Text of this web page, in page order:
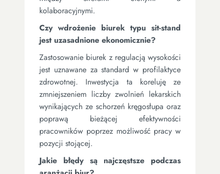
kolaboracyjnymi.
Czy wdrożenie biurek typu sit-stand
jest uzasadnione ekonomicznie?
Zastosowanie biurek z regulacją wysokości
jest uznawane za standard w profilaktyce
zdrowotnej. Inwestycja ta koreluję ze
zmniejszeniem liczby zwolnień lekarskich
wynikających ze schorzeń kręgosłupa oraz
poprawą bieżącej efektywności
pracowników poprzez możliwość pracy w
pozycji stojącej.
Jakie błędy są najczęstsze podczas